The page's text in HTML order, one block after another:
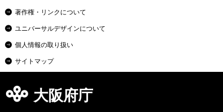
著作権・リンクについて
ユニバーサルデザインについて
個人情報の取り扱い
サイトマップ
大阪府庁